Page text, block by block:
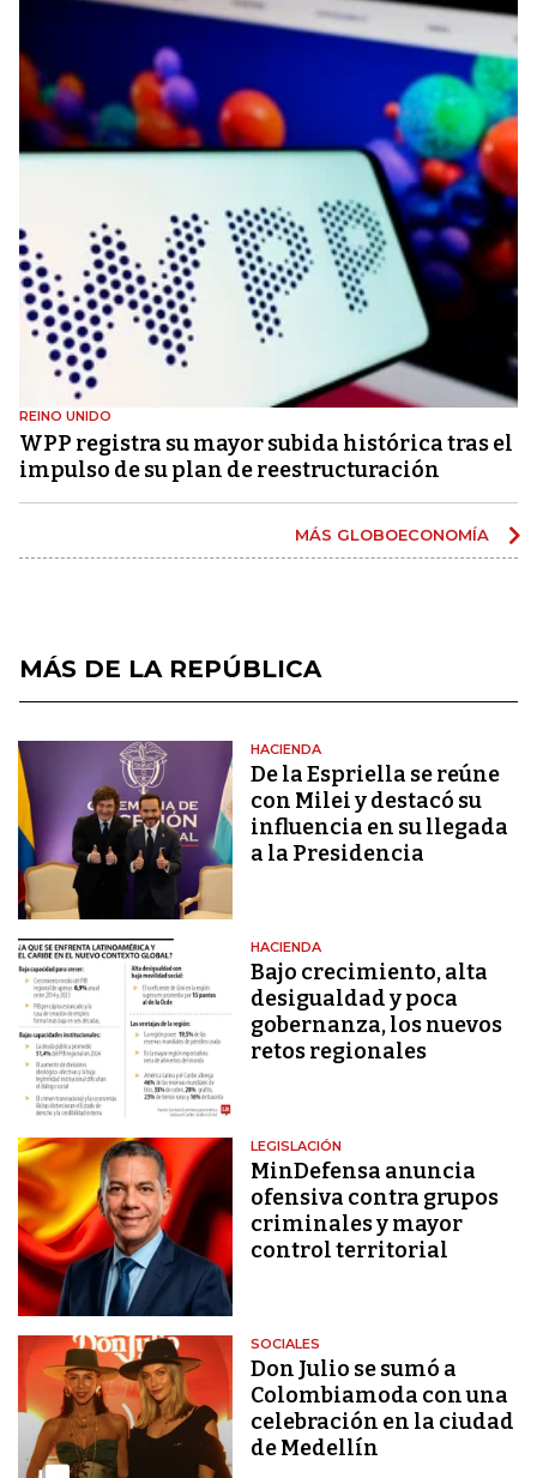
REINO UNIDO
WPP registra su mayor subida histórica tras el
impulso de su plan de reestructuración
MÁS GLOBOECONOMÍA
MÁS DE LA REPÚBLICA
HACIENDA
De la Espriella se reúne
con Milei y destacó su
influencia en su llegada
a la Presidencia
HACIENDA
Bajo crecimiento, alta
desigualdad y poca
gobernanza, los nuevos
retos regionales
LEGISLACIÓN
MinDefensa anuncia
ofensiva contra grupos
criminales y mayor
control territorial
SOCIALES
Don Julio se sumó a
Colombiamoda con una
celebración en la ciudad
de Medellín